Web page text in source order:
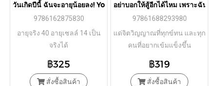
วันเกิดปีนี้ ฉันจะอายุน้อยลง! Younger Every Year / ซูซูกิ ยู / ภาณุ
9786162875830
อายุจริง 40 อายุเซลล์ 14 เป็น
จริงได้
฿325
สั่งซื้อสินค้า
อย่าบอกให้สู้อีกได้ไหม เพราะฉัน
97861688293980
แด่จิตวิญญาณที่ทุกข์ทน และทุก
คนที่อยากเข้มแข็งขึ้น
฿319
สั่งซื้อสินค้า